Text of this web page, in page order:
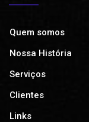
Quem somos
Nossa História
Serviços
Clientes
Links